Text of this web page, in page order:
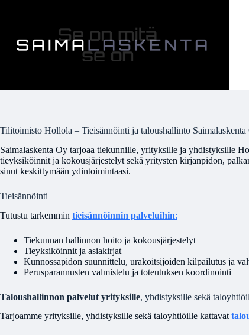
Tilitoimisto Hollola – Tieisännöinti ja taloushallinto Saimalaskenta
Saimalaskenta Oy tarjoaa tiekunnille, yrityksille ja yhdistyksille
tieyksiköinnit ja kokousjärjestelyt sekä yritysten kirjanpidon,
sinut keskittymään ydintoimintaasi.
Tieisännöinti
Tutustu tarkemmin tieisännöinnin palveluihin:
Tiekunnan hallinnon hoito ja kokousjärjestelyt
Tieyksiköinnit ja asiakirjat
Kunnossapidon suunnittelu, urakoitsijoiden kilpailutus ja
Perusparannusten valmistelu ja toteutuksen koordinointi
Taloushallinnon palvelut yrityksille, yhdistyksille sekä
Tarjoamme yrityksille, yhdistyksille sekä taloyhtiöille kattavat